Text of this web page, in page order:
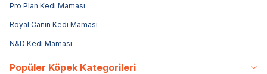
Pro Plan Kedi Maması
Royal Canin Kedi Maması
N&D Kedi Maması
Popüler Köpek Kategorileri